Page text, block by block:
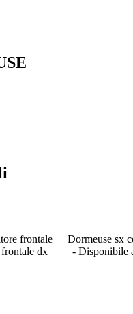
frontale
dx
Dormeuse sx
- Disponibile